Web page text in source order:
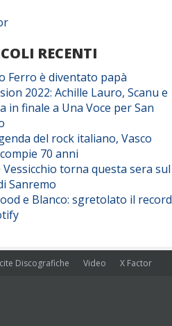
RECENTI
Ferro è diventato papà
2022: Achille Lauro, Scanu e
in finale a Una Voce per San
del rock italiano, Vasco
70 anni
Vessicchio torna questa sera sul
Sanremo
e Blanco: sgretolato il record
Discografiche Video X Factor